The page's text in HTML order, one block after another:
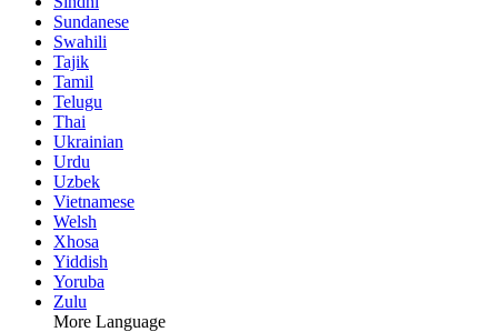
Sundanese
Swahili
Tajik
Tamil
Telugu
Thai
Ukrainian
Urdu
Uzbek
Vietnamese
Welsh
Xhosa
Yiddish
Yoruba
Zulu
More Language